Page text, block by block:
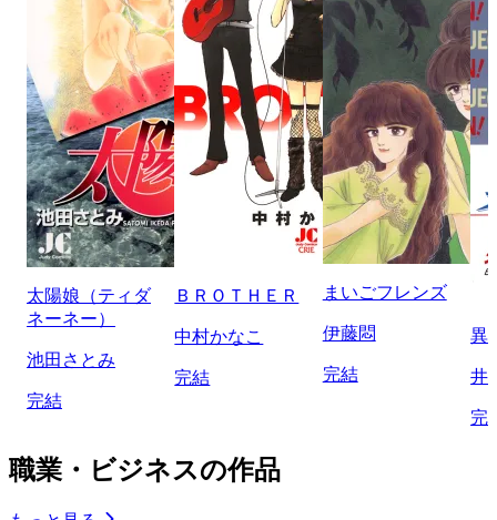
太陽娘（ティダ
ネーネー）
池田さとみ
完結
ＢＲＯＴＨＥＲ
中村かなこ
完結
まいごフレンズ
伊藤悶
完結
異
井
完
職業・ビジネスの作品